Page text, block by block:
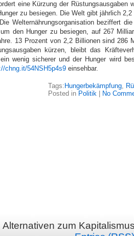
eine Kürzung der Rüstungsausgaben
zu besiegen. Die Welt gibt jährlich
Welternährungsorganisation beziffert
den Hunger zu besiegen, auf 267
13 Prozent von 2,2 Billionen sind 286
kürzen, bleibt das
wenig sicherer und der Hunger wird
chng.it/54NSH5p4s9 einsehbar.
Tags: Hungerbekämpfung,
Posted in Politik No
Alternativen zum